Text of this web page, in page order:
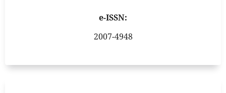
e-ISSN:
2007-4948